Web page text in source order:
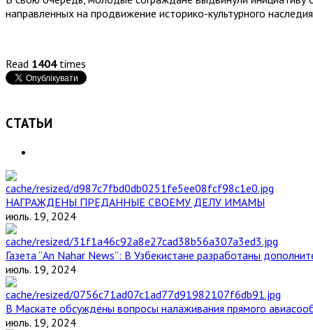
направленных на продвижение историко-культурного
Read 1404times
СТАТЬИ
НАГРАЖДЕНЫ ПРЕДАННЫЕ СВОЕМУ ДЕЛУ ИМАМЫ
июль. 19, 2024
Газета “An Nahar News”: В Узбекистане разработаны
июль. 19, 2024
В Маскате обсуждены вопросы налаживания прямого
июль. 19, 2024